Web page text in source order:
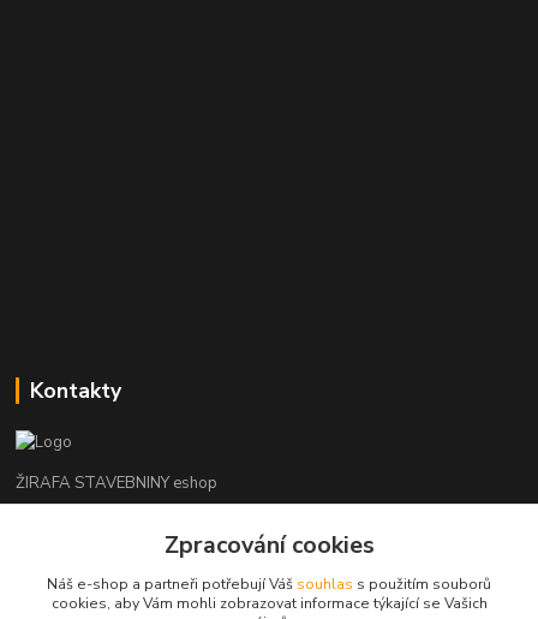
Kontakty
ŽIRAFA STAVEBNINY eshop
+420 312 685 342
kladno@zirafa-stavebniny.cz
Zpracování cookies
Náš e-shop a partneři potřebují Váš souhlas s použitím souborů
cookies, aby Vám mohli zobrazovat informace týkající se Vašich